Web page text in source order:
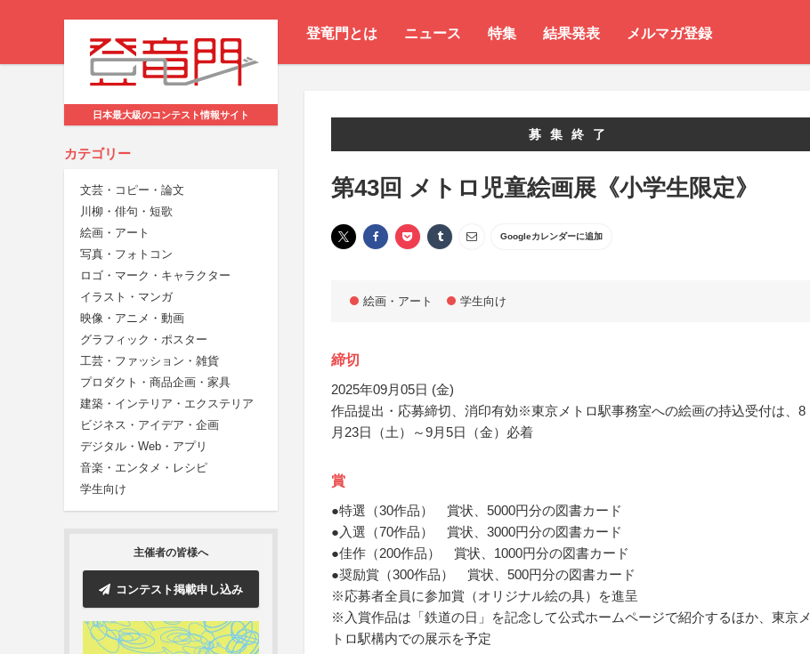
登竜門とは ニュース 特集 結果発表 メルマガ登録
日本最大級のコンテスト情報サイト
カテゴリー
文芸・コピー・論文
川柳・俳句・短歌
絵画・アート
写真・フォトコン
ロゴ・マーク・キャラクター
イラスト・マンガ
映像・アニメ・動画
グラフィック・ポスター
工芸・ファッション・雑貨
プロダクト・商品企画・家具
建築・インテリア・エクステリア
ビジネス・アイデア・企画
デジタル・Web・アプリ
音楽・エンタメ・レシピ
学生向け
主催者の皆様へ
コンテスト掲載申し込み
募集終了
第43回 メトロ児童絵画展《小学生限定》
Googleカレンダーに追加
絵画・アート 学生向け
締切
2025年09月05日 (金)
作品提出・応募締切、消印有効※東京メトロ駅事務室への絵画の持込受付は、8
月23日（土）～9月5日（金）必着
賞
●特選（30作品） 賞状、5000円分の図書カード
●入選（70作品） 賞状、3000円分の図書カード
●佳作（200作品） 賞状、1000円分の図書カード
●奨励賞（300作品） 賞状、500円分の図書カード
※応募者全員に参加賞（オリジナル絵の具）を進呈
※入賞作品は「鉄道の日」を記念して公式ホームページで紹介するほか、東京メ
トロ駅構内での展示を予定